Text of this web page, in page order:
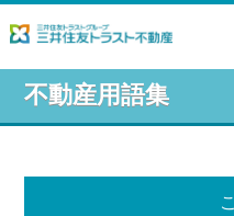
不動産用語集